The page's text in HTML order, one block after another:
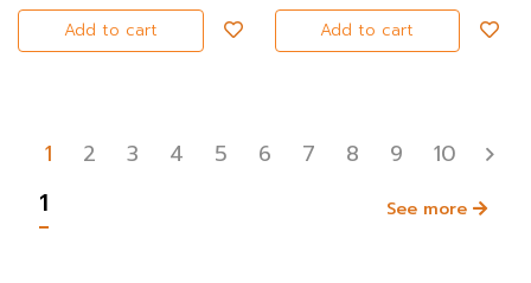
Add to cart
Add to cart
1 2 3 4 5 6 7 8 9 10
1 See more